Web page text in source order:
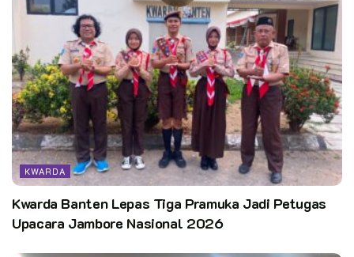
KWARDA
Kwarda Banten Lepas Tiga Pramuka Jadi Petugas
Upacara Jambore Nasional 2026